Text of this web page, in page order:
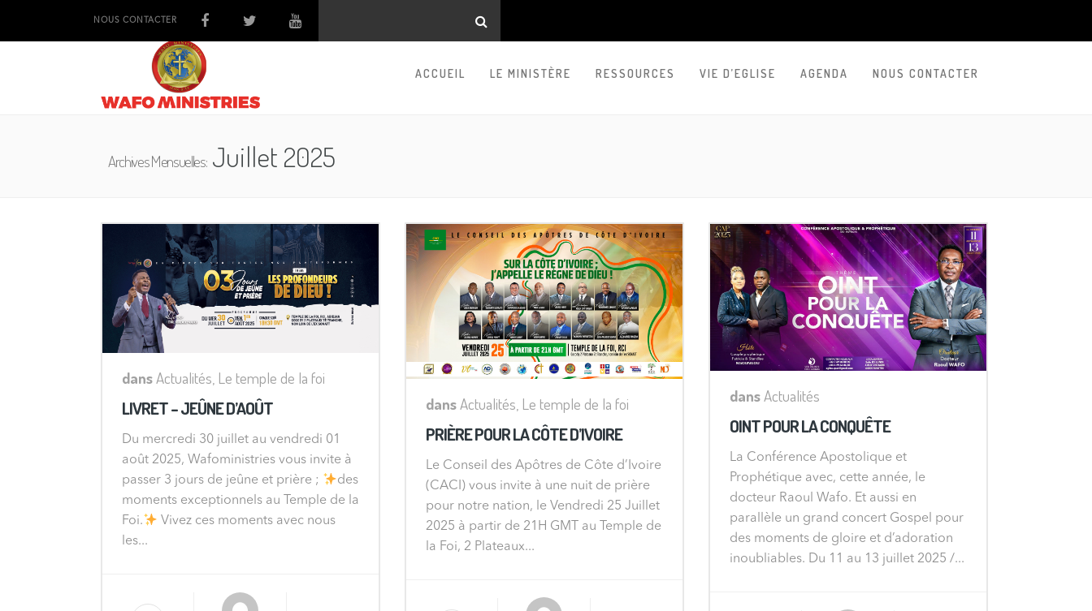
NOUS CONTACTER
ACCUEIL LE MINISTÈRE RESSOURCES VIE D’EGLISE AGENDA NOUS CONTACTER
Archives Mensuelles:Juillet 2025
dansActualités, Le temple de la foi
LIVRET – JEÛNE D’AOÛT
Du mercredi 30 juillet au vendredi 01
août 2025, Wafoministries vous invite à
passer 3 jours de jeûne et prière ;
des
moments exceptionnels au Temple de la
Foi.
Vivez ces moments avec nous
les...
dansActualités, Le temple de la foi
PRIÈRE POUR LA CÔTE D’IVOIRE
Le Conseil des Apôtres de Côte d’Ivoire
(CACI) vous invite à une nuit de prière
pour notre nation, le Vendredi 25 Juillet
2025 à partir de 21H GMT au Temple de
la Foi, 2 Plateaux...
dansActualités
OINT POUR LA CONQUÊTE
La Conférence Apostolique et
Prophétique avec, cette année, le
docteur Raoul Wafo. Et aussi en
parallèle un grand concert Gospel pour
des moments de gloire et d’adoration
inoubliables. Du 11 au 13 juillet 2025 /...